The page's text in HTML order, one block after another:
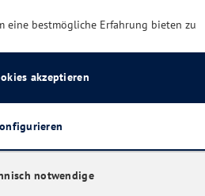
tragen.
eine bestmögliche Erfahrung bieten zu
notwendige
akzeptieren